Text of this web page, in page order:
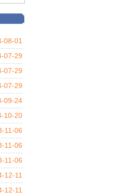
08-01
07-29
07-29
07-29
09-24
10-20
11-06
11-06
11-06
12-11
12-11